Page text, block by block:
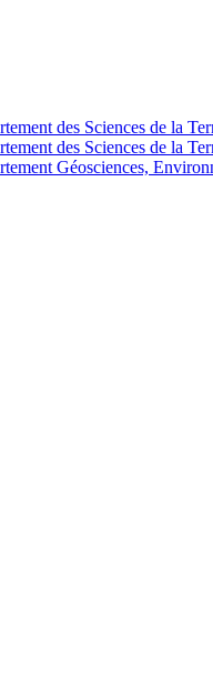
des Sciences de la
des Sciences de la
Géosciences,